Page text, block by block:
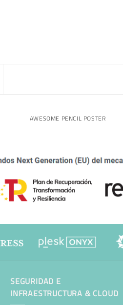
AWESOME PENCIL POSTER
SEGURIDAD E
INFRAESTRUCTURA & CLOUD